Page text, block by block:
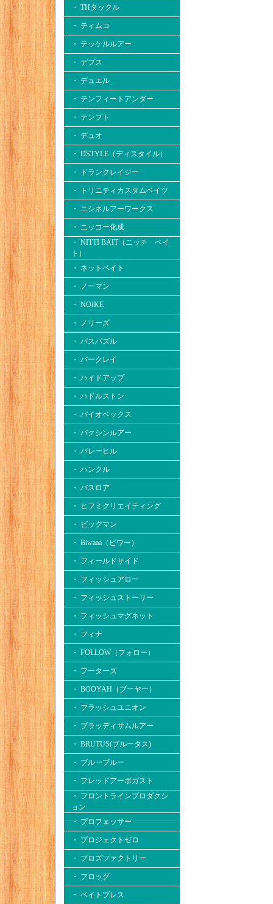
・ THタックル
・ ティムコ
・ テッケルルアー
・ デプス
・ デュエル
・ テンフィートアンダー
・ テンプト
・ デュオ
・ DSTYLE（ディスタイル）
・ ドランクレイジー
・ トリニティカスタムベイツ
・ ニシネルアーワークス
・ ニッコー化成
・ NITTI BAIT（ニッチ ベイ
ト）
・ ネットベイト
・ ノーマン
・ NOIKE
・ ノリーズ
・ バスパズル
・ バークレイ
・ ハイドアップ
・ ハドルストン
・ バイオベックス
・ バクシンルアー
・ バレーヒル
・ ハンクル
・ バスロア
・ ヒフミクリエイティング
・ ビッグマン
・ Biwaaa（ビワー）
・ フィールドサイド
・ フィッシュアロー
・ フィッシュストーリー
・ フィッシュマグネット
・ フィナ
・ FOLLOW（フォロー）
・ フーターズ
・ BOOYAH（ブーヤー）
・ フラッシュユニオン
・ ブラッディサムルアー
・ BRUTUS(ブルータス)
・ ブルーブルー
・ フレッドアーボガスト
・ フロントラインプロダクシ
ョン
・ プロフェッサー
・ プロジェクトゼロ
・ プロズファクトリー
・ フロッグ
・ ベイトブレス